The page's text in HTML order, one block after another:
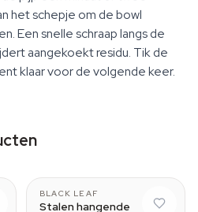
het schepje om de bowl
Een snelle schraap langs de
aangekoekt residu. Tik de
klaar voor de volgende keer.
BLACK LEAF
Stalen hangende